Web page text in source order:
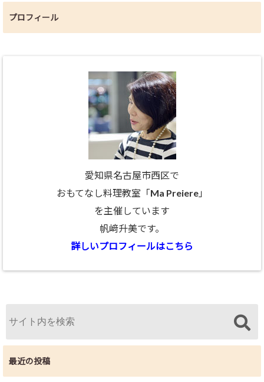
プロフィール
愛知県名古屋市西区で
おもてなし料理教室「Ma Preiere」
を主催しています
帆﨑升美です。
詳しいプロフィールはこちら
最近の投稿